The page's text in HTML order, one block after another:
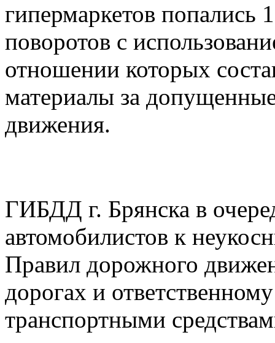
гипермаркетов попались
поворотов с
отношении которых
материалы за
движения.
ГИБДД г. Брянска в
автомобилистов к
Правил дорожного
дорогах и
транспортными